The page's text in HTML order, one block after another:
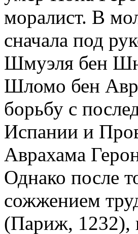
моралист. В
сначала под
Шмуэля бен
Шломо бен
борьбу с
Испании и
Аврахама
Однако после
сожжением
(Париж, 1232),